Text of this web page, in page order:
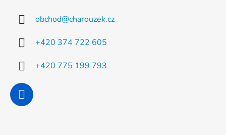
obchod@charouzek.cz
+420 374 722 605
+420 775 199 793